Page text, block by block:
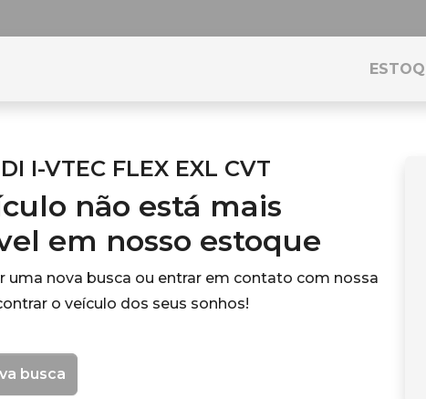
I-VTEC FLEX EXL CVT
não está mais
em nosso estoque
uma nova busca ou entrar em contato com nossa
o veículo dos seus sonhos!
busca